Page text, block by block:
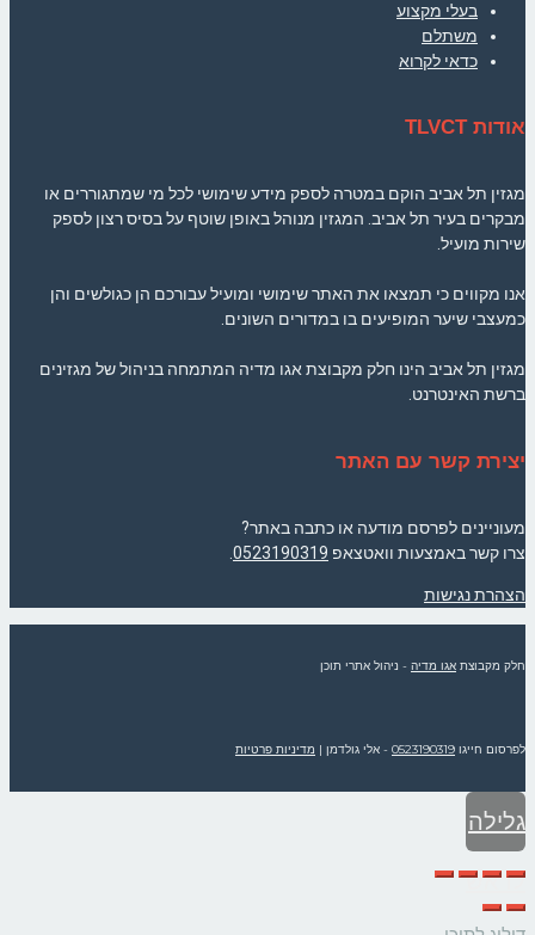
בעלי מקצוע
משתלם
כדאי לקרוא
אודות TLVCT
מגזין תל אביב הוקם במטרה לספק מידע שימושי לכל מי שמתגוררים או
מבקרים בעיר תל אביב. המגזין מנוהל באופן שוטף על בסיס רצון לספק
שירות מועיל.
אנו מקווים כי תמצאו את האתר שימושי ומועיל עבורכם הן כגולשים והן
כמעצבי שיער המופיעים בו במדורים השונים.
מגזין תל אביב הינו חלק מקבוצת אגו מדיה המתמחה בניהול של מגזינים
ברשת האינטרנט.
יצירת קשר עם האתר
מעוניינים לפרסם מודעה או כתבה באתר?
צרו קשר באמצעות וואטצאפ 0523190319
.
הצהרת נגישות
חלק מקבוצת אגו מדיה - ניהול אתרי תוכן
לפרסום חייגו 0523190319 - אלי גולדמן | מדיניות פרטיות
גלילה
לראש